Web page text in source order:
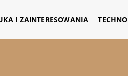
I ZAINTERESOWANIA